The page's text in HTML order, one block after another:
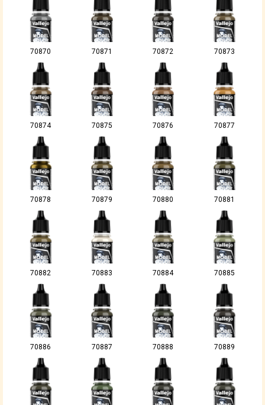
70870 70871 70872 70873
70874 70875 70876 70877
70878 70879 70880 70881
70882 70883 70884 70885
70886 70887 70888 70889